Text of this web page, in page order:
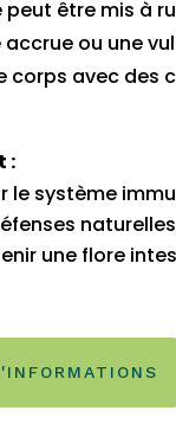
être mis à
ou une
corps avec des
:
le système
une flore